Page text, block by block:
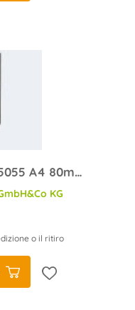
Leitz raccoglitore 10805055 A4 80mm verde cartone
KG
o il ritiro